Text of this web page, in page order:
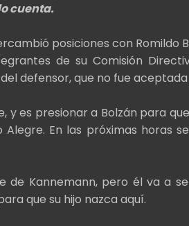
cuenta.
posiciones con Romildo
de su Comisión
defensor, que no fue
y es presionar a Bolzán para
En las próximas horas
de Kannemann, pero él va a
que su hijo nazca aquí.